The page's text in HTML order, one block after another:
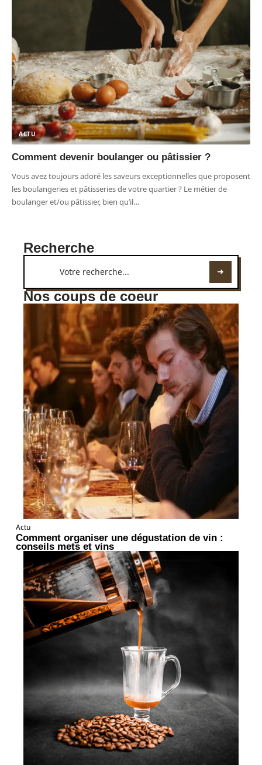
ACTU
Comment devenir boulanger ou pâtissier ?
Vous avez toujours adoré les saveurs exceptionnelles que proposent
les boulangeries et pâtisseries de votre quartier ? Le métier de
boulanger et/ou pâtissier, bien qu’il…
Recherche
Nos coups de coeur
Actu
Comment organiser une dégustation de vin :
conseils mets et vins